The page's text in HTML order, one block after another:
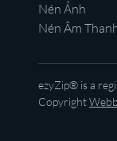
Nén Ảnh
Nén Âm
ezyZip® is a
Copyright